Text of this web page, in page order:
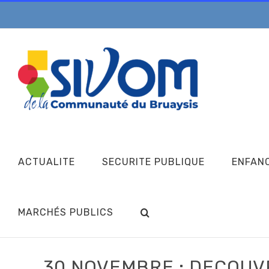
au
contenu
ACTUALITE SECURITE PUBLIQUE
MARCHÉS PUBLICS